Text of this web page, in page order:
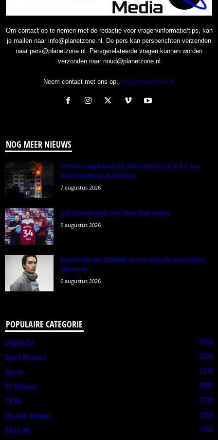
Om contact op te nemen met de redactie voor vragen/informatie/tips, kan
je mailen naar info@planetzone.nl. De pers kan persberichten verzenden
naar pers@planetzone.nl. Persgerelateerde vragen kunnen worden
verzonden naar noud@planetzone.nl
Neem contact met ons op: Info@planetzone.nl
NOG MEER NIEUWS
Persoon omgekomen bij uitslaande brand in flat aan
Watertorenweg, Rotterdam
7 augustus 2026
Joël Veltman kiest voor West Ham United
6 augustus 2026
Sony breidt WH-1000XM6 uit met stijlvolle nieuwe kleur
Olive Gray
6 augustus 2026
POPULAIRE CATEGORIE
Uitgelicht
5004
Sport Nieuws
2326
Sports
2210
TV Nieuws
2097
TV NL
1755
Muziek Nieuws
1268
Films NL
1253